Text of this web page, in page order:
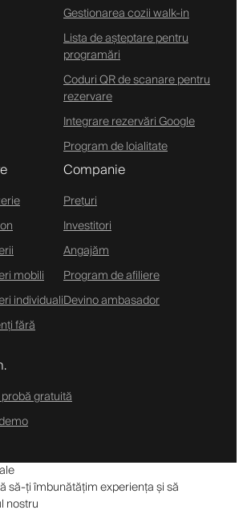
Gestionarea cozii walk-in
Lista de așteptare pentru
programări
Coduri QR de scanare pentru
rezervare
Integrare rezervări Google
Program de loialitate
mobili
individuali
fără
Companie
Prețuri
Investitori
Angajăm
Program de afiliere
Devino ambasador
gratuită
să-ți îmbunătățim experiența și să
nostru